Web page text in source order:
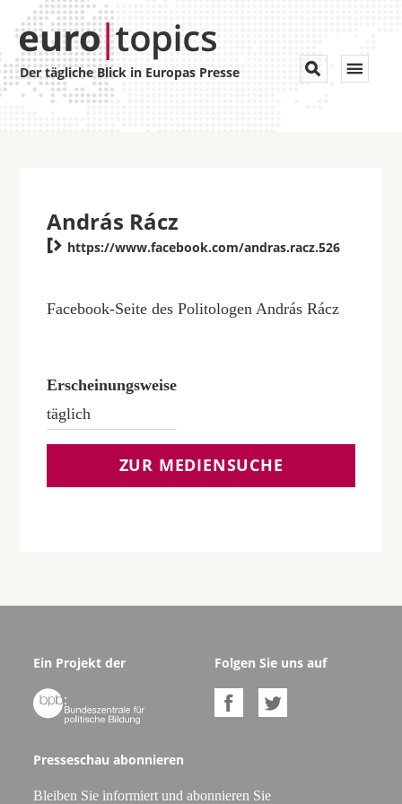
Der tägliche Blick in Europas Presse Toggle


András Rácz
 https://www.facebook.com/andras.racz.526
Facebook-Seite des Politologen András Rácz
Erscheinungsweise
täglich
ZUR MEDIENSUCHE
Ein Projekt der

Folgen Sie uns auf
 
Presseschau abonnieren
Bleiben Sie informiert und abonnieren Sie